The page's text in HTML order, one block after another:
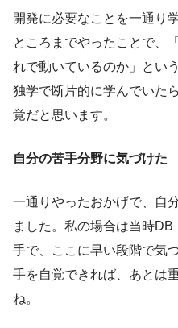
開発に必要なことを一通り
ところまでやったことで、
れで動いているのか」とい
独学で断片的に学んでいた
覚だと思います。
自分の苦手分野に気づけた
一通りやったおかげで、自
ました。私の場合は当時
手で、ここに早い段階で気
手を自覚できれば、あとは
ね。